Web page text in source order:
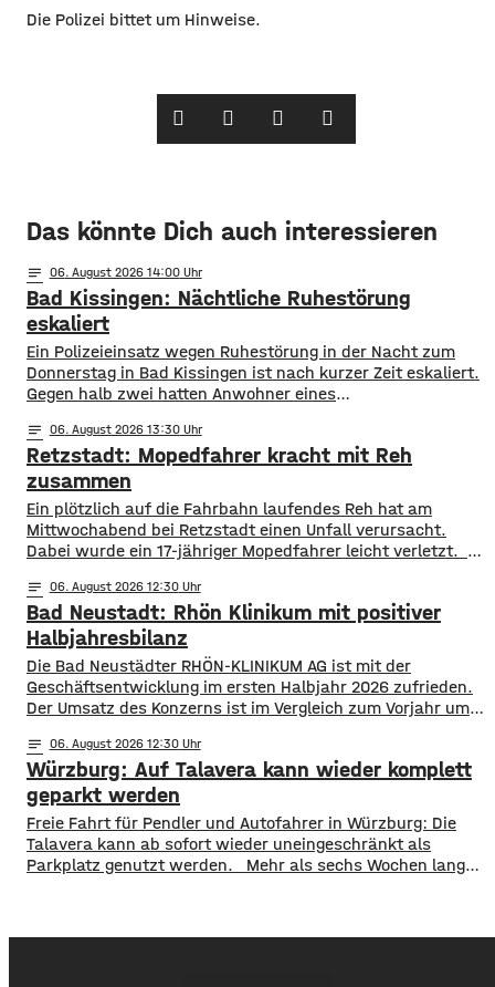
Die Polizei bittet um Hinweise.
Das könnte Dich auch interessieren
notes 06. August 2026 14:00
Bad Kissingen: Nächtliche Ruhestörung
eskaliert
Ein Polizeieinsatz wegen Ruhestörung in der Nacht zum
Donnerstag in Bad Kissingen ist nach kurzer Zeit eskaliert.
Gegen halb zwei hatten Anwohner eines
Wohnung laute Stimmen zu hören waren. N achdem die
Beamten vergeblich versucht hatten mit den Ruhestörern
in Kontakt zu treten, nahmen sie eine Anzeige auf.
notes 06. August 2026 13:30
Retzstadt: Mopedfahrer kracht mit Reh
zusammen
​​Ein plötzlich auf die Fahrbahn laufendes Reh hat am
Mittwochabend bei Retzstadt einen Unfall verursacht.
Dabei wurde ein 17-jähriger Mopedfahrer leicht verletzt. ​
seinem Moped zwischen Retzstadt und Güntersleben
unterwegs. Etwa 800 Meter nach dem Ortsausgang von
Retzstadt trat plötzlich das Reh auf die Fahrbahn. ​Der 17-
Jährige erfasste das Tier und stürzte. Er kam mit leichten
Verletzungen
notes 06. August 2026 12:30
Bad Neustadt: Rhön Klinikum mit positiver
Halbjahresbilanz
Die Bad Neustädter RHÖN-KLINIKUM AG ist mit der
Geschäftsentwicklung im ersten Halbjahr 2026 zufrieden.
Der Umsatz des Konzerns ist im Vergleich zum Vorjahr um
Von Januar bis Juni wurden fast 514.000 Patientinnen und
Patienten ambulant und stationär behandelt, 9 % mehr als
im Vorjahr. Für das
notes 06. August 2026 12:30
Würzburg: Auf Talavera kann wieder komplett
geparkt werden
​​Freie Fahrt für Pendler und Autofahrer in Würzburg: Die
Talavera kann ab sofort wieder uneingeschränkt als
Parkplatz genutzt werden. ​Mehr als sechs Wochen lang